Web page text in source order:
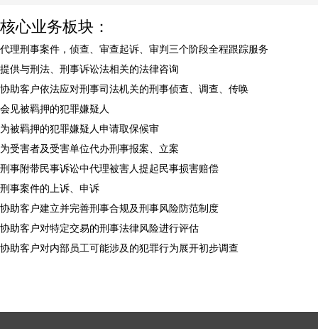
核心业务板块：
代理刑事案件，侦查、审查起诉、审判三个阶段全程跟踪服务
提供与刑法、刑事诉讼法相关的法律咨询
协助客户依法应对刑事司法机关的刑事侦查、调查、传唤
会见被羁押的犯罪嫌疑人
为被羁押的犯罪嫌疑人申请取保候审
为受害者及受害单位代办刑事报案、立案
刑事附带民事诉讼中代理被害人提起民事损害赔偿
刑事案件的上诉、申诉
协助客户建立并完善刑事合规及刑事风险防范制度
协助客户对特定交易的刑事法律风险进行评估
协助客户对内部员工可能涉及的犯罪行为展开初步调查